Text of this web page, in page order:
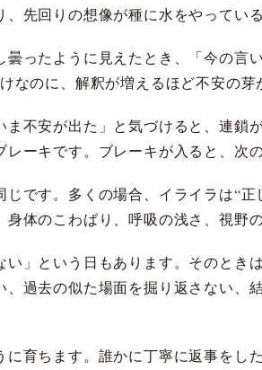
先回りの想像が種に水をやっている
曇ったように見えたとき、「今の言
なのに、解釈が増えるほど不安の
ま不安が出た」と気づけると、連鎖
ーキです。ブレーキが入ると、次
じです。多くの場合、イライラは“
身体のこわばり、呼吸の浅さ、視野
い」という日もあります。そのと
、過去の似た場面を掘り返さない、
に育ちます。誰かに丁寧に返事を